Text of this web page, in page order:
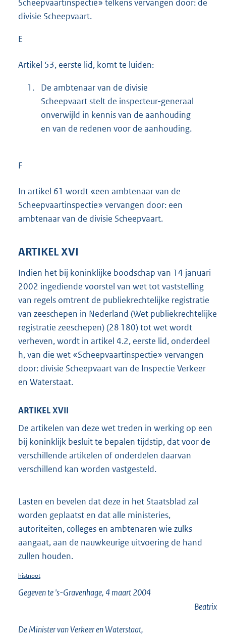
Scheepvaartinspectie» telkens vervangen door: de
divisie Scheepvaart.
E
Artikel 53, eerste lid, komt te luiden:
1.
De ambtenaar van de divisie
Scheepvaart stelt de inspecteur-generaal
onverwijld in kennis van de aanhouding
en van de redenen voor de aanhouding.
F
In artikel 61 wordt «een ambtenaar van de
Scheepvaartinspectie» vervangen door: een
ambtenaar van de divisie Scheepvaart.
ARTIKEL XVI
Indien het bij koninklijke boodschap van 14 januari
2002 ingediende voorstel van wet tot vaststelling
van regels omtrent de publiekrechtelijke registratie
van zeeschepen in Nederland (Wet publiekrechtelijke
registratie zeeschepen) (28 180) tot wet wordt
verheven, wordt in artikel 4.2, eerste lid, onderdeel
h, van die wet «Scheepvaartinspectie» vervangen
door: divisie Scheepvaart van de Inspectie Verkeer
en Waterstaat.
ARTIKEL XVII
De artikelen van deze wet treden in werking op een
bij koninklijk besluit te bepalen tijdstip, dat voor de
verschillende artikelen of onderdelen daarvan
verschillend kan worden vastgesteld.
Lasten en bevelen dat deze in het Staatsblad zal
worden geplaatst en dat alle ministeries,
autoriteiten, colleges en ambtenaren wie zulks
aangaat, aan de nauwkeurige uitvoering de hand
zullen houden.
histnoot
Gegeven te 's-Gravenhage, 4 maart 2004
Beatrix
De Minister van Verkeer en Waterstaat,